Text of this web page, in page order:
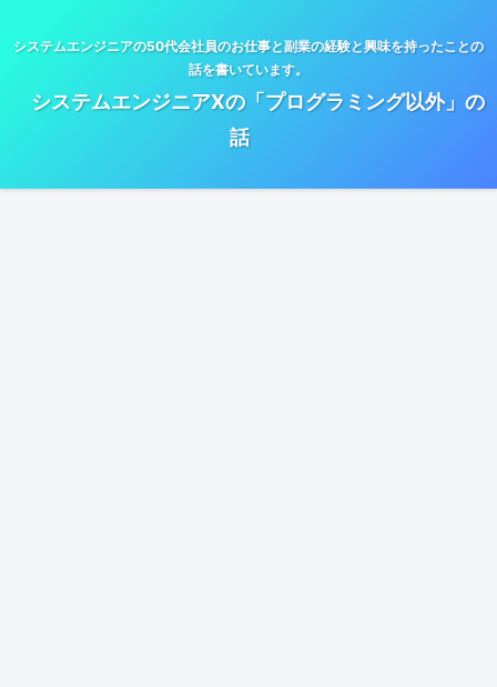
システムエンジニアの50代会社員のお仕事と副業の経験と興味を持ったことの
話を書いています。
システムエンジニアXの「プログラミング以外」の
話